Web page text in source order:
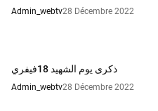
Admin_webtv28 Décembre 2022
ذكرى يوم الشهيد 18فيفري
Admin_webtv28 Décembre 2022